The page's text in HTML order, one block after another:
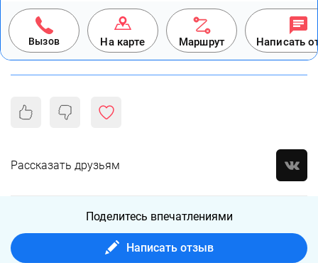
Вызов На карте Маршрут Написать
Рассказать друзьям
Поделитесь впечатлениями
Написать отзыв